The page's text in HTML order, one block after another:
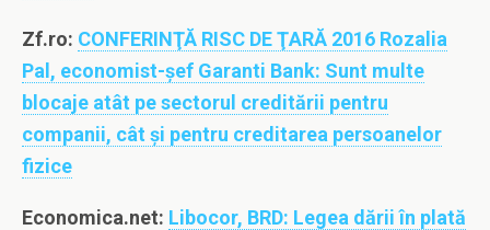
Zf.ro: CONFERINŢĂ RISC DE ŢARĂ 2016 Rozalia
Pal, economist-şef Garanti Bank: Sunt multe
blocaje atât pe sectorul creditării pentru
companii, cât şi pentru creditarea persoanelor
fizice
Economica.net: Libocor, BRD: Legea dării în plată